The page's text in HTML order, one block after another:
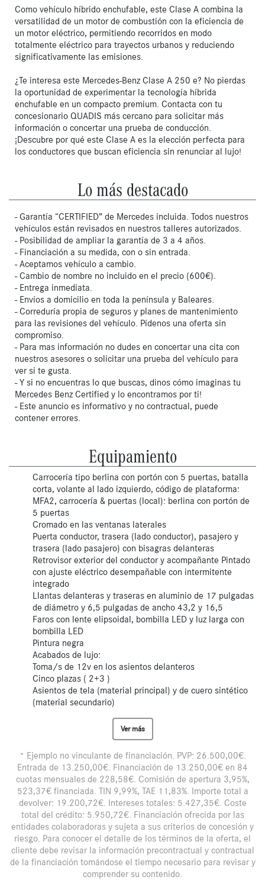
Como vehículo híbrido enchufable, este Clase A combina la
versatilidad de un motor de combustión con la eficiencia de
un motor eléctrico, permitiendo recorridos en modo
totalmente eléctrico para trayectos urbanos y reduciendo
significativamente las emisiones.
¿Te interesa este Mercedes-Benz Clase A 250 e? No pierdas
la oportunidad de experimentar la tecnología híbrida
enchufable en un compacto premium. Contacta con tu
concesionario QUADIS más cercano para solicitar más
información o concertar una prueba de conducción.
¡Descubre por qué este Clase A es la elección perfecta para
los conductores que buscan eficiencia sin renunciar al lujo!
Lo más destacado
- Garantía “CERTIFIED” de Mercedes incluida. Todos nuestros
vehículos están revisados en nuestros talleres autorizados.
- Posibilidad de ampliar la garantía de 3 a 4 años.
- Financiación a su medida, con o sin entrada.
- Aceptamos vehículo a cambio.
- Cambio de nombre no incluido en el precio (600€).
- Entrega inmediata.
- Envíos a domicilio en toda la península y Baleares.
- Correduría propia de seguros y planes de mantenimiento
para las revisiones del vehículo. Pídenos una oferta sin
compromiso.
- Para mas información no dudes en concertar una cita con
nuestros asesores o solicitar una prueba del vehículo para
ver si te gusta.
- Y si no encuentras lo que buscas, dinos cómo imaginas tu
Mercedes Benz Certified y lo encontramos por ti!
- Este anuncio es informativo y no contractual, puede
contener errores.
Equipamiento
Carrocería tipo berlina con portón con 5 puertas, batalla
corta, volante al lado izquierdo, código de plataforma:
MFA2, carrocería & puertas (local): berlina con portón de
5 puertas
Cromado en las ventanas laterales
Puerta conductor, trasera (lado conductor), pasajero y
trasera (lado pasajero) con bisagras delanteras
Retrovisor exterior del conductor y acompañante Pintado
con ajuste eléctrico desempañable con intermitente
integrado
Llantas delanteras y traseras en aluminio de 17 pulgadas
de diámetro y 6,5 pulgadas de ancho 43,2 y 16,5
Faros con lente elipsoidal, bombilla LED y luz larga con
bombilla LED
Pintura negra
Acabados de lujo:
Toma/s de 12v en los asientos delanteros
Cinco plazas ( 2+3 )
Asientos de tela (material principal) y de cuero sintético
(material secundario)
Ver más
* Ejemplo no vinculante de financiación. PVP: 26.500,00€.
Entrada de 13.250,00€. Financiación de 13.250,00€ en 84
cuotas mensuales de 228,58€. Comisión de apertura 3,95%,
523,37€ financiada. TIN 9,99%, TAE 11,83%. Importe total a
devolver: 19.200,72€. Intereses totales: 5.427,35€. Coste
total del crédito: 5.950,72€. Financiación ofrecida por las
entidades colaboradoras y sujeta a sus criterios de concesión y
riesgo. Para conocer el detalle de los términos de la oferta, el
cliente debe revisar la información precontractual y contractual
de la financiación tomándose el tiempo necesario para revisar y
comprender su contenido.